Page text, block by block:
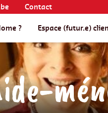
Contact
? Espace (futur.e)